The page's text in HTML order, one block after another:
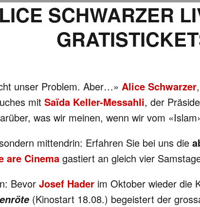
SCHWARZER
unser Problem. Aber…» Alice Schwarzer
mit Saïda Keller-Messahli, der
was wir meinen, wenn wir vom
mittendrin: Erfahren Sie bei uns die
are Cinema gastiert an gleich vier
Bevor Josef Hader im Oktober wieder die
(Kinostart 18.08.) begeistert der